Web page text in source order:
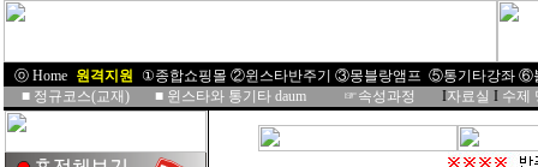
ⓞ Home 원격지원 ①종합쇼핑몰 ②윈스타반주기 ③몽블랑앰프 ⑤통기타강좌 ⑥
■ 정규코스(교재) ■ 윈스타와 통기타 daum ☞속성과정 I자료실 I 수제